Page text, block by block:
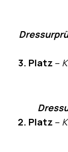
3. Platz –
2. Platz –